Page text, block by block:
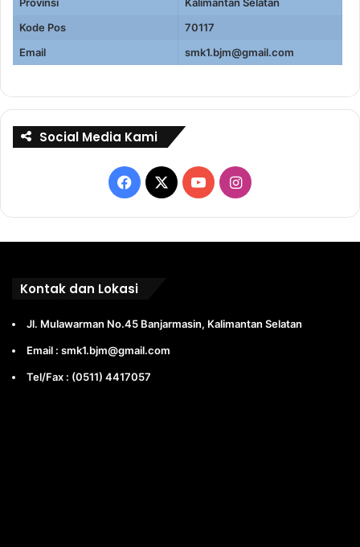
Kode Pos
70117
Email
smk1.bjm@gmail.com
Social Media Kami
Facebook
X YouTubeInstagram
Kontak dan Lokasi
Jl. Mulawarman No.45 Banjarmasin, Kalimantan Selatan
Email : smk1.bjm@gmail.com
Tel/Fax : (0511) 4417057